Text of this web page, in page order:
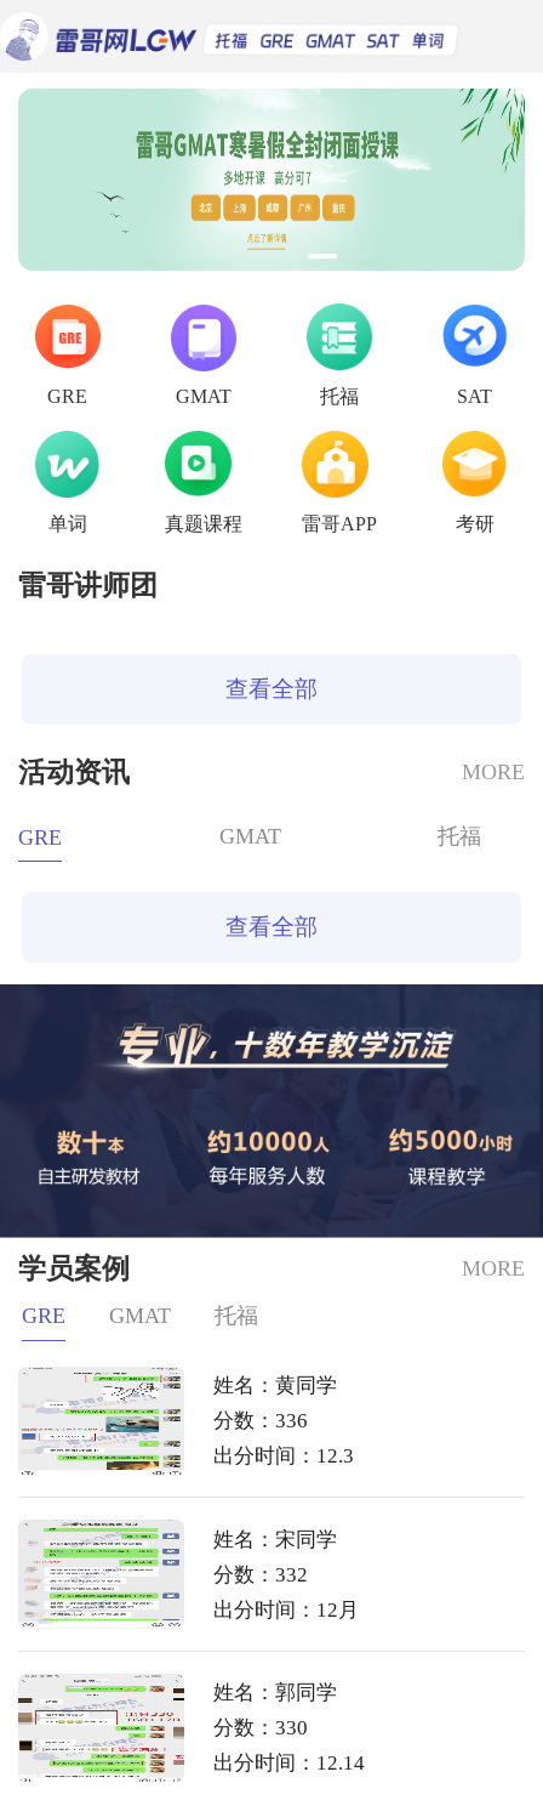
GRE GMAT 托福 SAT
单词 真题课程 雷哥APP 考研
雷哥讲师团
查看全部
活动资讯 MORE
GRE GMAT 托福
查看全部
学员案例
MORE
GRE
GMAT 托福
姓名：黄同学
分数：336
出分时间：12.3
姓名：宋同学
分数：332
出分时间：12月
姓名：郭同学
分数：330
出分时间：12.14